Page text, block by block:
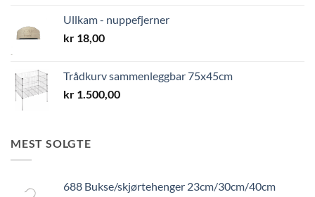
Ullkam - nuppefjerner
kr 18,00
Trådkurv sammenleggbar 75x45cm
kr 1.500,00
MEST SOLGTE
688 Bukse/skjørtehenger 23cm/30cm/40cm